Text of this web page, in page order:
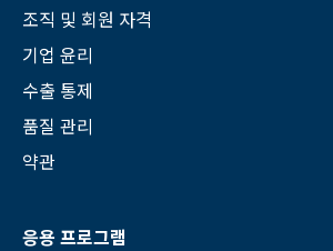
조직 및 회원 자격
기업 윤리
수출 통제
품질 관리
약관
응용 프로그램